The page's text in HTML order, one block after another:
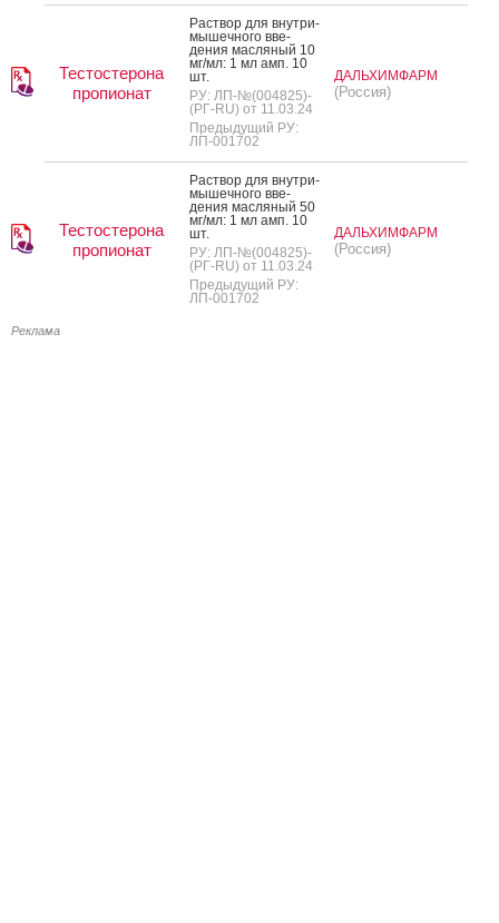
Тестостерона
пропионат
Рас­твор для внут­ри­
мышеч­но­го вве­
дения мас­ля­ный 10
мг/мл: 1 мл амп. 10
шт.
РУ: ЛП-№(004825)-
(РГ-RU) от 11.03.24
Предыдущий РУ:
ЛП-001702
ДАЛЬХИМФАРМ
(Россия)
Тестостерона
пропионат
Рас­твор для внут­ри­
мышеч­но­го вве­
дения мас­ля­ный 50
мг/мл: 1 мл амп. 10
шт.
РУ: ЛП-№(004825)-
(РГ-RU) от 11.03.24
Предыдущий РУ:
ЛП-001702
ДАЛЬХИМФАРМ
(Россия)
Реклама